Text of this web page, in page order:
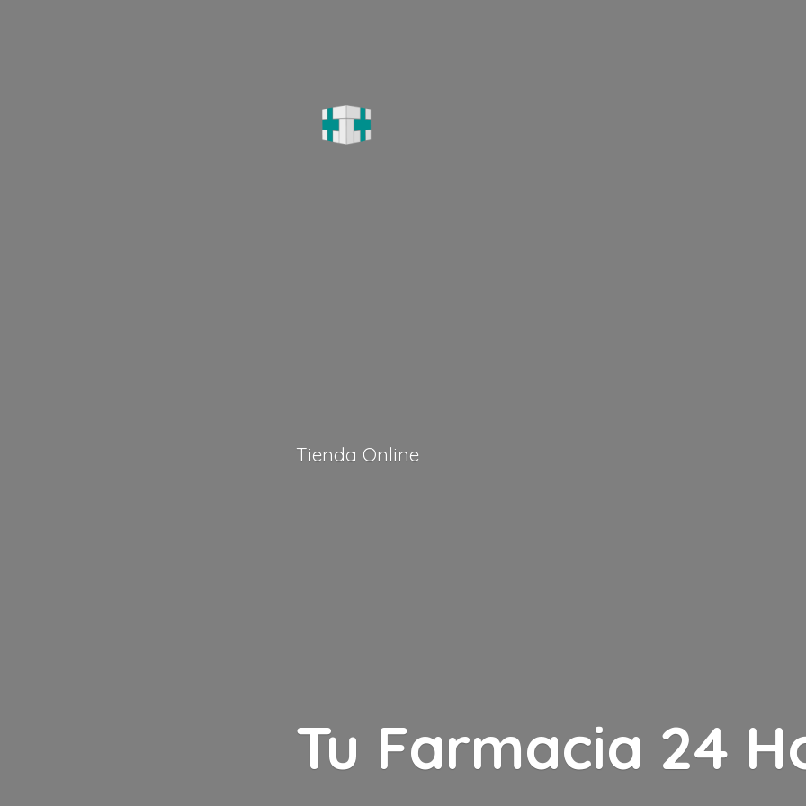
Tu Farmacia 24
Tienda Online